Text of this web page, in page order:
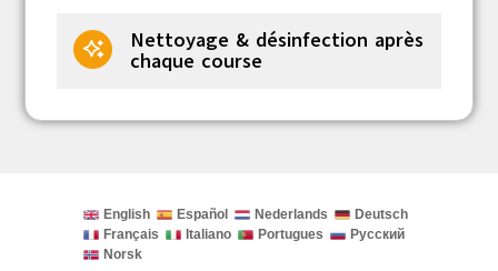
Nettoyage & désinfection après
chaque course